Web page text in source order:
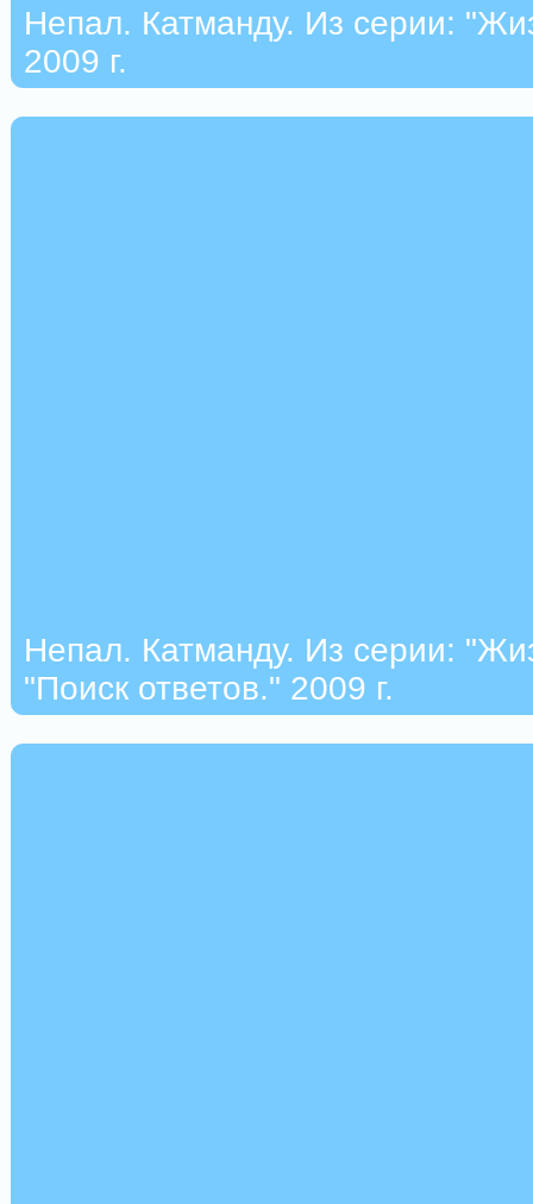
Непал. Катманду. Из серии:
2009 г.
Непал. Катманду. Из серии:
"Поиск ответов." 2009 г.